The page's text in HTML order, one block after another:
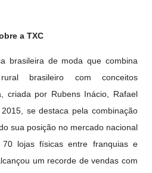
a TXC
brasileira de moda que combina
brasileiro com conceitos
criada por Rubens Inácio, Rafael
se destaca pela combinação
sua posição no mercado nacional
lojas físicas entre franquias e
um recorde de vendas com